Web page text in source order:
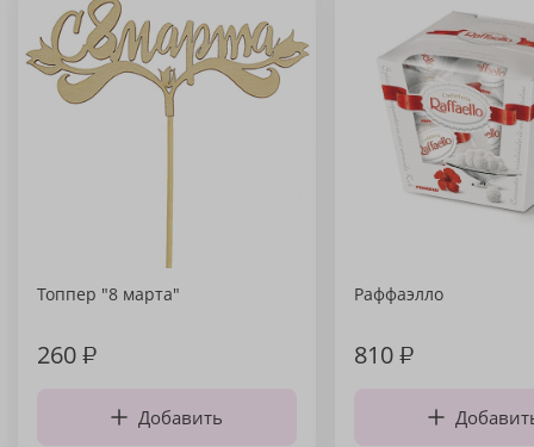
Топпер "8 марта"
260₽
Добавить
Раффаэлло
810₽